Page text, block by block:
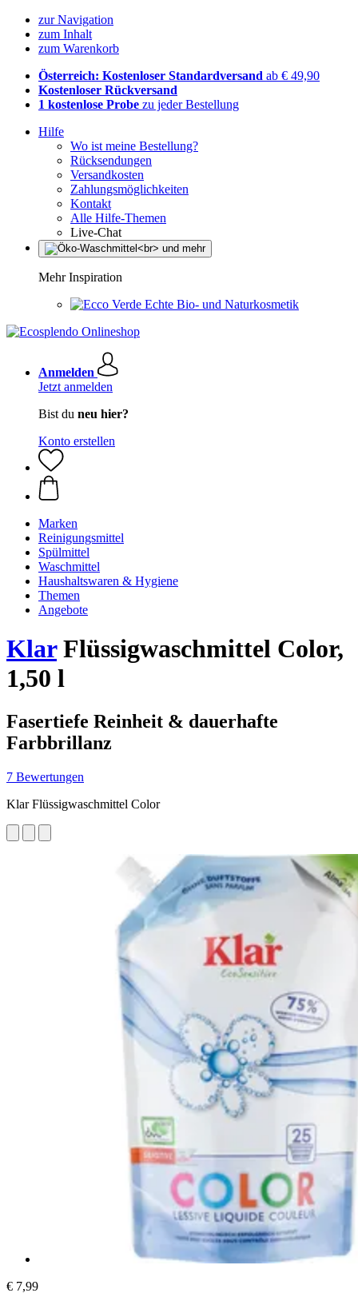
zur Navigation
zum Inhalt
zum Warenkorb
Österreich: Kostenloser Standardversand ab € 49,90
Kostenloser Rückversand
1 kostenlose Probe zu jeder Bestellung
Hilfe
Wo ist meine Bestellung?
Rücksendungen
Versandkosten
Zahlungsmöglichkeiten
Kontakt
Alle Hilfe-Themen
Live-Chat
Mehr Inspiration
Echte Bio- und Naturkosmetik
Anmelden
Jetzt anmelden
Bist du neu hier?
Konto erstellen
Marken
Reinigungsmittel
Spülmittel
Waschmittel
Haushaltswaren & Hygiene
Themen
Angebote
KlarFlüssigwaschmittel Color,
1,50 l
Fasertiefe Reinheit & dauerhafte
Farbbrillanz
7 Bewertungen
Klar Flüssigwaschmittel Color
€ 7,99